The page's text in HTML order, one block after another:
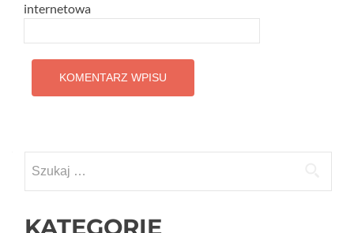
internetowa
KATEGORIE